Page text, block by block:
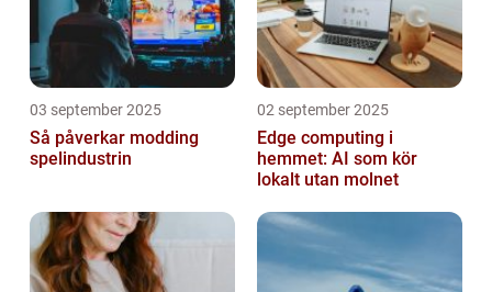
03 september 2025
Så påverkar modding
spelindustrin
02 september 2025
Edge computing i
hemmet: AI som kör
lokalt utan molnet